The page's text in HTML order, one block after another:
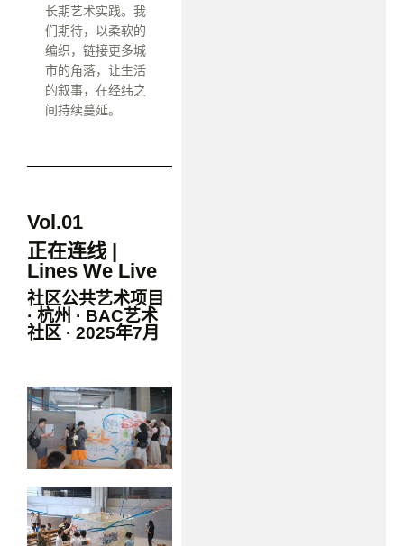
长期艺术实践。我
们期待，以柔软的
编织，链接更多城
市的角落，让生活
的叙事，在经纬之
间持续蔓延。
Vol.01
正在连线 |
Lines We Live
社区公共艺术项目
· 杭州 · BAC艺术
社区 · 2025年7月